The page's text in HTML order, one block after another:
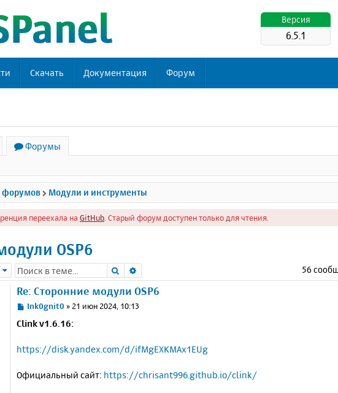
Версия
6.5.1
Скачать Документация Форум
Форумы
форумов Модули и инструменты
переехала на GitHub . Старый форум доступен только для чтения.
OSP6
Поиск 56
Re: Сторонние модули OSP6
С
о
щ
н
и
Ink0gnit0 » 21 июн 2024, 10:13
Clink v1.6.16:
https://disk.yandex.com/d/ifMgEXKMAx1EUg
Официальный сайт: https://chrisant996.github.io/clink/